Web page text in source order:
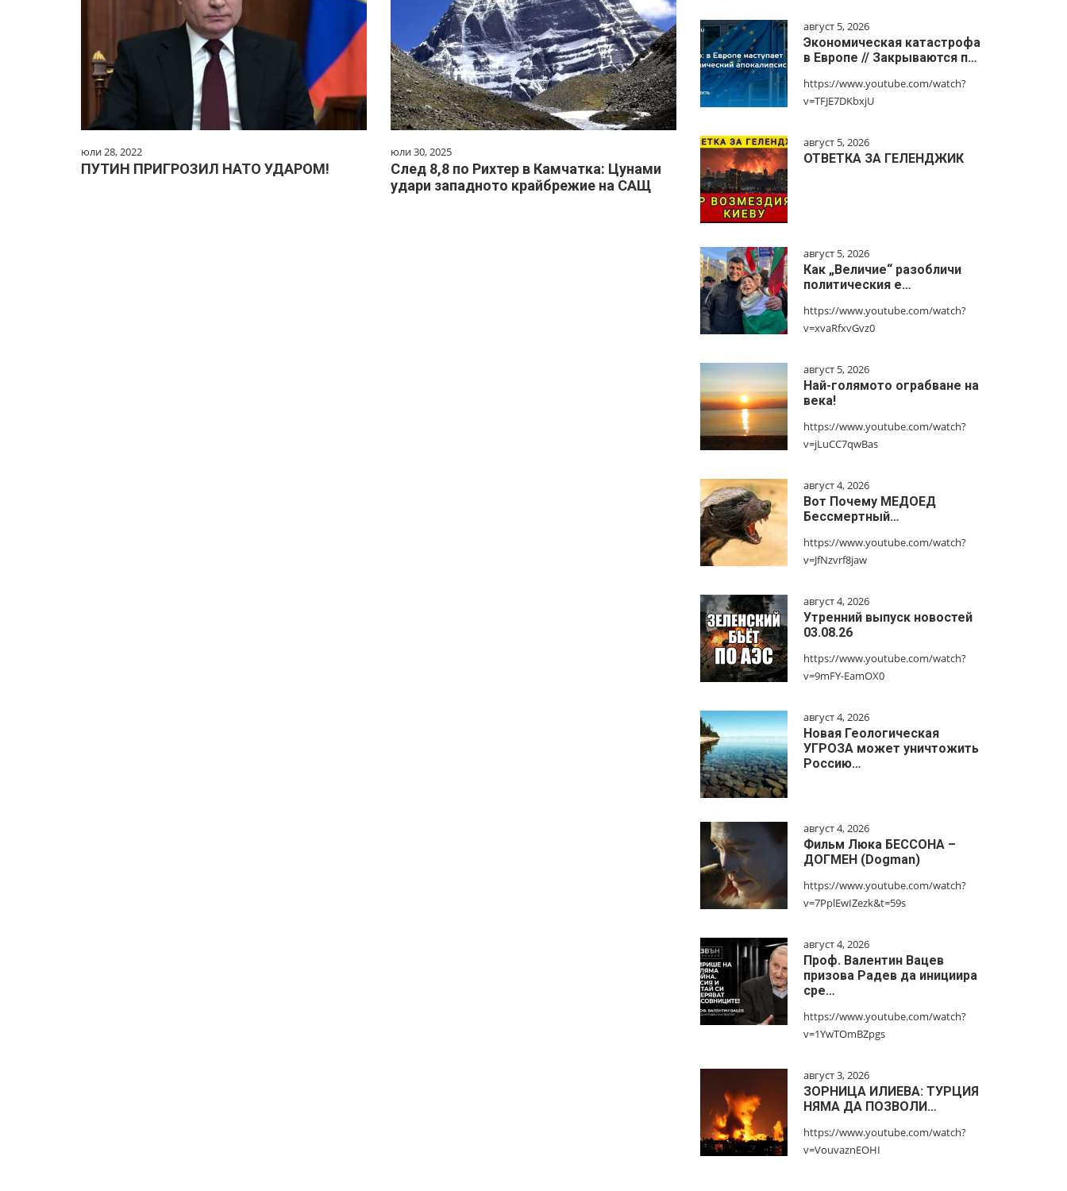
юли 28, 2022
ПУТИН ПРИГРОЗИЛ НАТО УДАРОМ!
юли 30, 2025
След 8,8 по Рихтер в Камчатка: Цунами
удари западното крайбрежие на САЩ
август 5, 2026
Экономическая катастрофа
в Европе // Закрываются п…
https://www.youtube.com/watch?
v=TFJE7DKbxjU
август 5, 2026
ОТВЕТКА ЗА ГЕЛЕНДЖИК
август 5, 2026
Как „Величие“ разобличи
политическия е…
https://www.youtube.com/watch?
v=xvaRfxvGvz0
август 5, 2026
Най-голямото ограбване на
века!
https://www.youtube.com/watch?
v=jLuCC7qwBas
август 4, 2026
Вот Почему МЕДОЕД
Бессмертный…
https://www.youtube.com/watch?
v=JfNzvrf8jaw
август 4, 2026
Утренний выпуск новостей
03.08.26
https://www.youtube.com/watch?
v=9mFY-EamOX0
август 4, 2026
Новая Геологическая
УГРОЗА может уничтожить
Россию…
август 4, 2026
Фильм Люка БЕССОНА –
ДОГМЕН (Dogman)
https://www.youtube.com/watch?
v=7PplEwIZezk&t=59s
август 4, 2026
Проф. Валентин Вацев
призова Радев да инициира
сре…
https://www.youtube.com/watch?
v=1YwTOmBZpgs
август 3, 2026
ЗОРНИЦА ИЛИЕВА: ТУРЦИЯ
НЯМА ДА ПОЗВОЛИ…
https://www.youtube.com/watch?
v=VouvaznEOHI